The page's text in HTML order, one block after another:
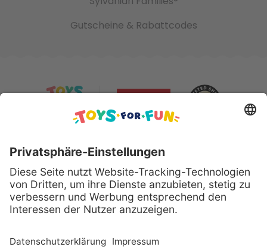
Gutscheine & Rabattcodes
Sicher bezahlen mit: